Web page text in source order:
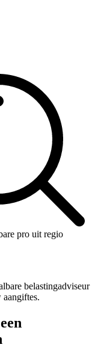
pro uit regio
belastingadviseur